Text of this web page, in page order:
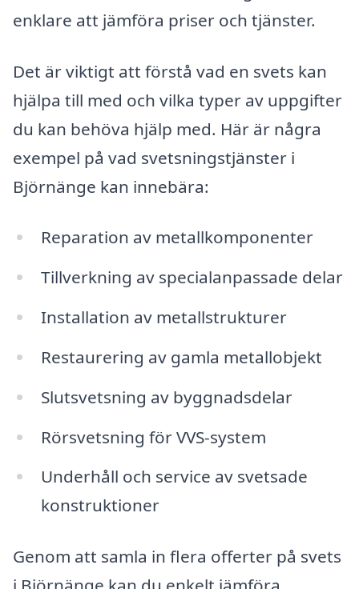
enklare att jämföra priser och tjänster.
Det är viktigt att förstå vad en svets kan
hjälpa till med och vilka typer av uppgifter
du kan behöva hjälp med. Här är några
exempel på vad svetsningstjänster i
Björnänge kan innebära:
Reparation av metallkomponenter
Tillverkning av specialanpassade delar
Installation av metallstrukturer
Restaurering av gamla metallobjekt
Slutsvetsning av byggnadsdelar
Rörsvetsning för VVS-system
Underhåll och service av svetsade
konstruktioner
Genom att samla in flera offerter på svets